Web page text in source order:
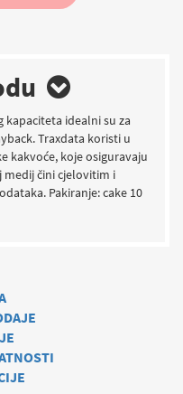
kapaciteta idealni su za
Traxdata koristi u
kakvoće, koje osiguravaju
čini cjelovitim i
Pakiranje: cake 10